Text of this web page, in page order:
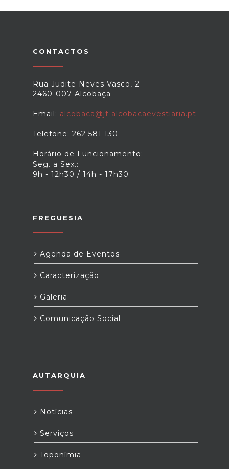
CONTACTOS
Rua Judite Neves Vasco, 2
2460-007 Alcobaça
Email: alcobaca@jf-alcobacaevestiaria.pt
Telefone: 262 581 130
Horário de Funcionamento:
Seg. a Sex.:
9h - 12h30 / 14h - 17h30
FREGUESIA
Agenda de Eventos
Caracterização
Galeria
Comunicação Social
AUTARQUIA
Notícias
Serviços
Toponímia